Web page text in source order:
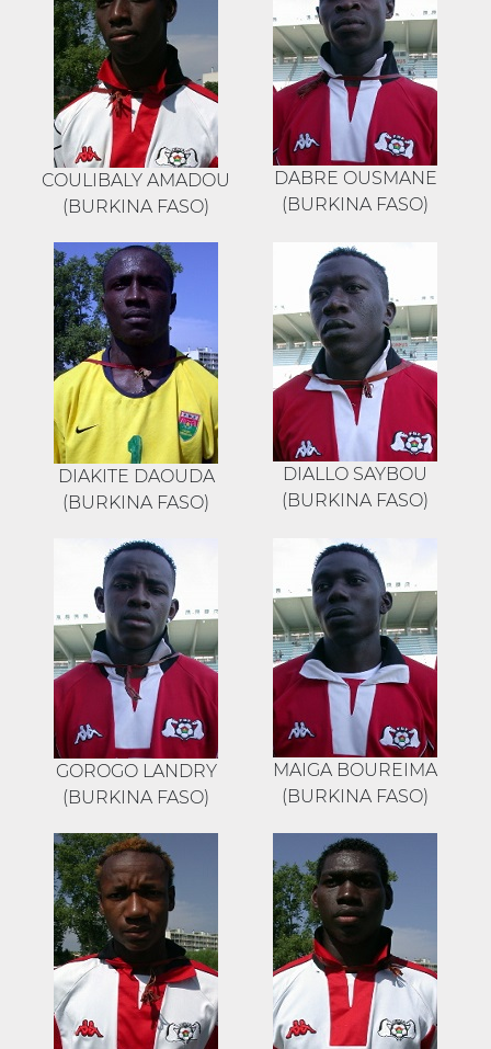
COULIBALY AMADOU
(BURKINA FASO)
DABRE OUSMANE
(BURKINA FASO)
DIAKITE DAOUDA
(BURKINA FASO)
DIALLO SAYBOU
(BURKINA FASO)
GOROGO LANDRY
(BURKINA FASO)
MAIGA BOUREIMA
(BURKINA FASO)